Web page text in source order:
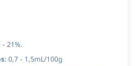
21%.
: 0,7 - 1,5mL/100g